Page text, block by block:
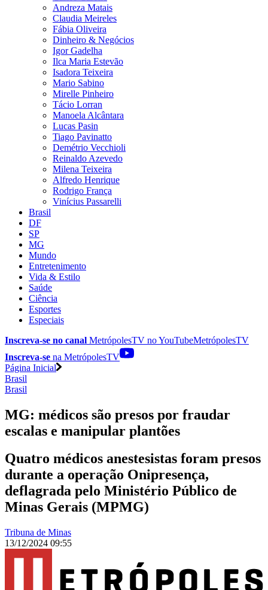
Andreza Matais
Claudia Meireles
Fábia Oliveira
Dinheiro & Negócios
Igor Gadelha
Ilca Maria Estevão
Isadora Teixeira
Mario Sabino
Mirelle Pinheiro
Tácio Lorran
Manoela Alcântara
Lucas Pasin
Tiago Pavinatto
Demétrio Vecchioli
Reinaldo Azevedo
Milena Teixeira
Alfredo Henrique
Rodrigo França
Vinícius Passarelli
Brasil
DF
SP
MG
Mundo
Entretenimento
Vida & Estilo
Saúde
Ciência
Esportes
Especiais
Inscreva-se no canal MetrópolesTV noYouTubeMetrópolesTV
Inscreva-se na MetrópolesTV
Página Inicial
Brasil
Brasil
MG: médicos são presos por fraudar
escalas e manipular plantões
Quatro médicos anestesistas foram presos
durante a operação Onipresença,
deflagrada pelo Ministério Público de
Minas Gerais (MPMG)
Tribuna de Minas
13/12/2024 09:55